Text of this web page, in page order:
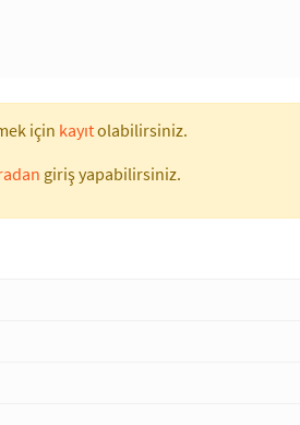
için kayıtolabilirsiniz.
giriş yapabilirsiniz.